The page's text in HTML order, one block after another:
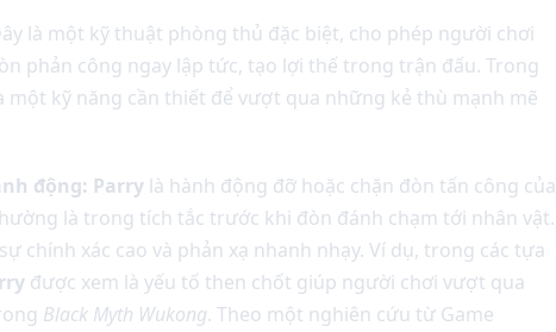
là một kỹ thuật phòng thủ đặc biệt, cho phép người chơi
phản công ngay lập tức, tạo lợi thế trong trận đấu. Trong
một kỹ năng cần thiết để vượt qua những kẻ thù mạnh mẽ
động: Parrylà hành động đỡ hoặc chặn đòn tấn công của
là trong tích tắc trước khi đòn đánh chạm tới nhân vật.
chính xác cao và phản xạ nhanh nhạy. Ví dụ, trong các tựa
được xem là yếu tố then chốt giúp người chơi vượt qua
Black Myth Wukong. Theo một nghiên cứu từ Game